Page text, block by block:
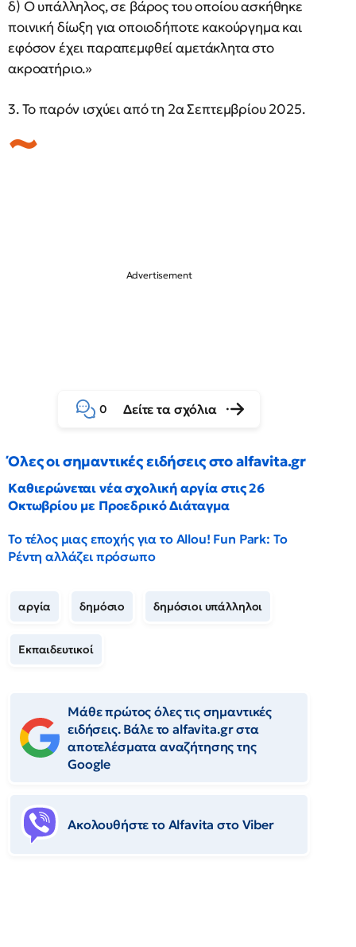
δ) Ο υπάλληλος, σε βάρος του οποίου ασκήθηκε
ποινική δίωξη για οποιοδήποτε κακούργημα και
εφόσον έχει παραπεμφθεί αμετάκλητα στο
ακροατήριο.»
3. Το παρόν ισχύει από τη 2α Σεπτεμβρίου 2025.
0 Δείτε τα σχόλια
Όλες οι σημαντικές ειδήσεις στο alfavita.gr
Καθιερώνεται νέα σχολική αργία στις 26
Οκτωβρίου με Προεδρικό Διάταγμα
Το τέλος μιας εποχής για το Allou! Fun Park: Το
Ρέντη αλλάζει πρόσωπο
αργία δημόσιο δημόσιοι υπάλληλοι
Εκπαιδευτικοί
Μάθε πρώτος όλες τις σημαντικές
ειδήσεις. Βάλε το alfavita.gr στα
αποτελέσματα αναζήτησης της
Google
Ακολουθήστε το Αlfavita στο Viber